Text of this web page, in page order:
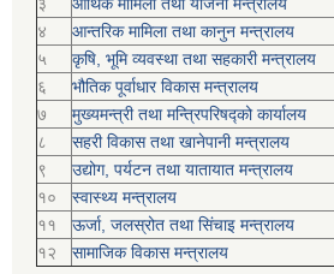
४
आन्तरिक मामिला तथा कानुन मन्त्रालय
५
कृषि, भूमि व्यवस्था तथा सहकारी मन्त्रालय
६
भौतिक पूर्वाधार विकास मन्त्रालय
७
मुख्यमन्त्री तथा मन्त्रिपरिषद्को कार्यालय
८
सहरी विकास तथा खानेपानी मन्त्रालय
९
उद्योग, पर्यटन तथा यातायात मन्त्रालय
१०
स्वास्थ्य मन्त्रालय
११
ऊर्जा, जलस्रोत तथा सिंचाइ मन्त्रालय
१२
सामाजिक विकास मन्‍‍त्रालय